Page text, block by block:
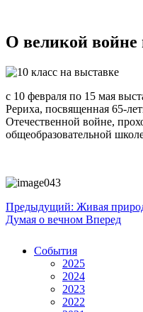
О великой войне
с 10 февраля по 15 мая
Рериха, посвященная 65-
Отечественной войне,
общеобразовательной
Предыдущий: Живая
Думая о вечном Вперед
События
2025
2024
2023
2022